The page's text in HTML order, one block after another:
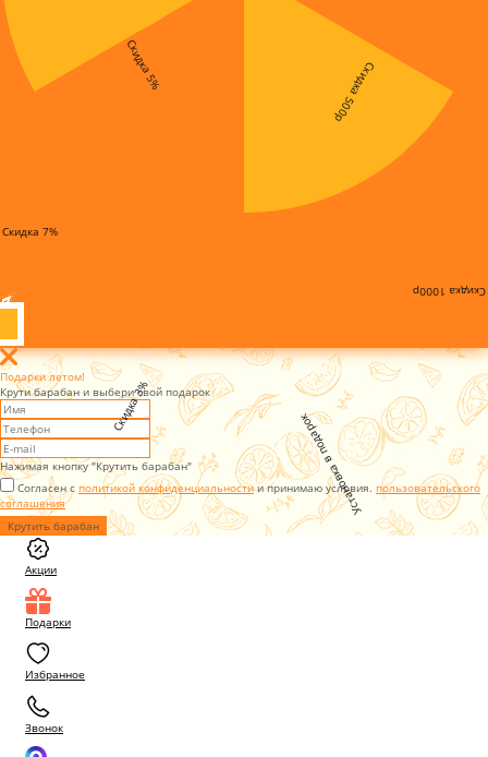
Скидка 3%
Скидка 7%
Скидка 5% Скидка 500р
Скидка 1000р
Установка в подарок
Подарки летом!
Крути барабан и выбери свой подарок
Нажимая кнопку "Крутить барабан"
Согласен с политикой конфиденциальностии принимаю условия. пользовательского
соглашения
Крутить барабан
Акции
Подарки
Избранное
Звонок